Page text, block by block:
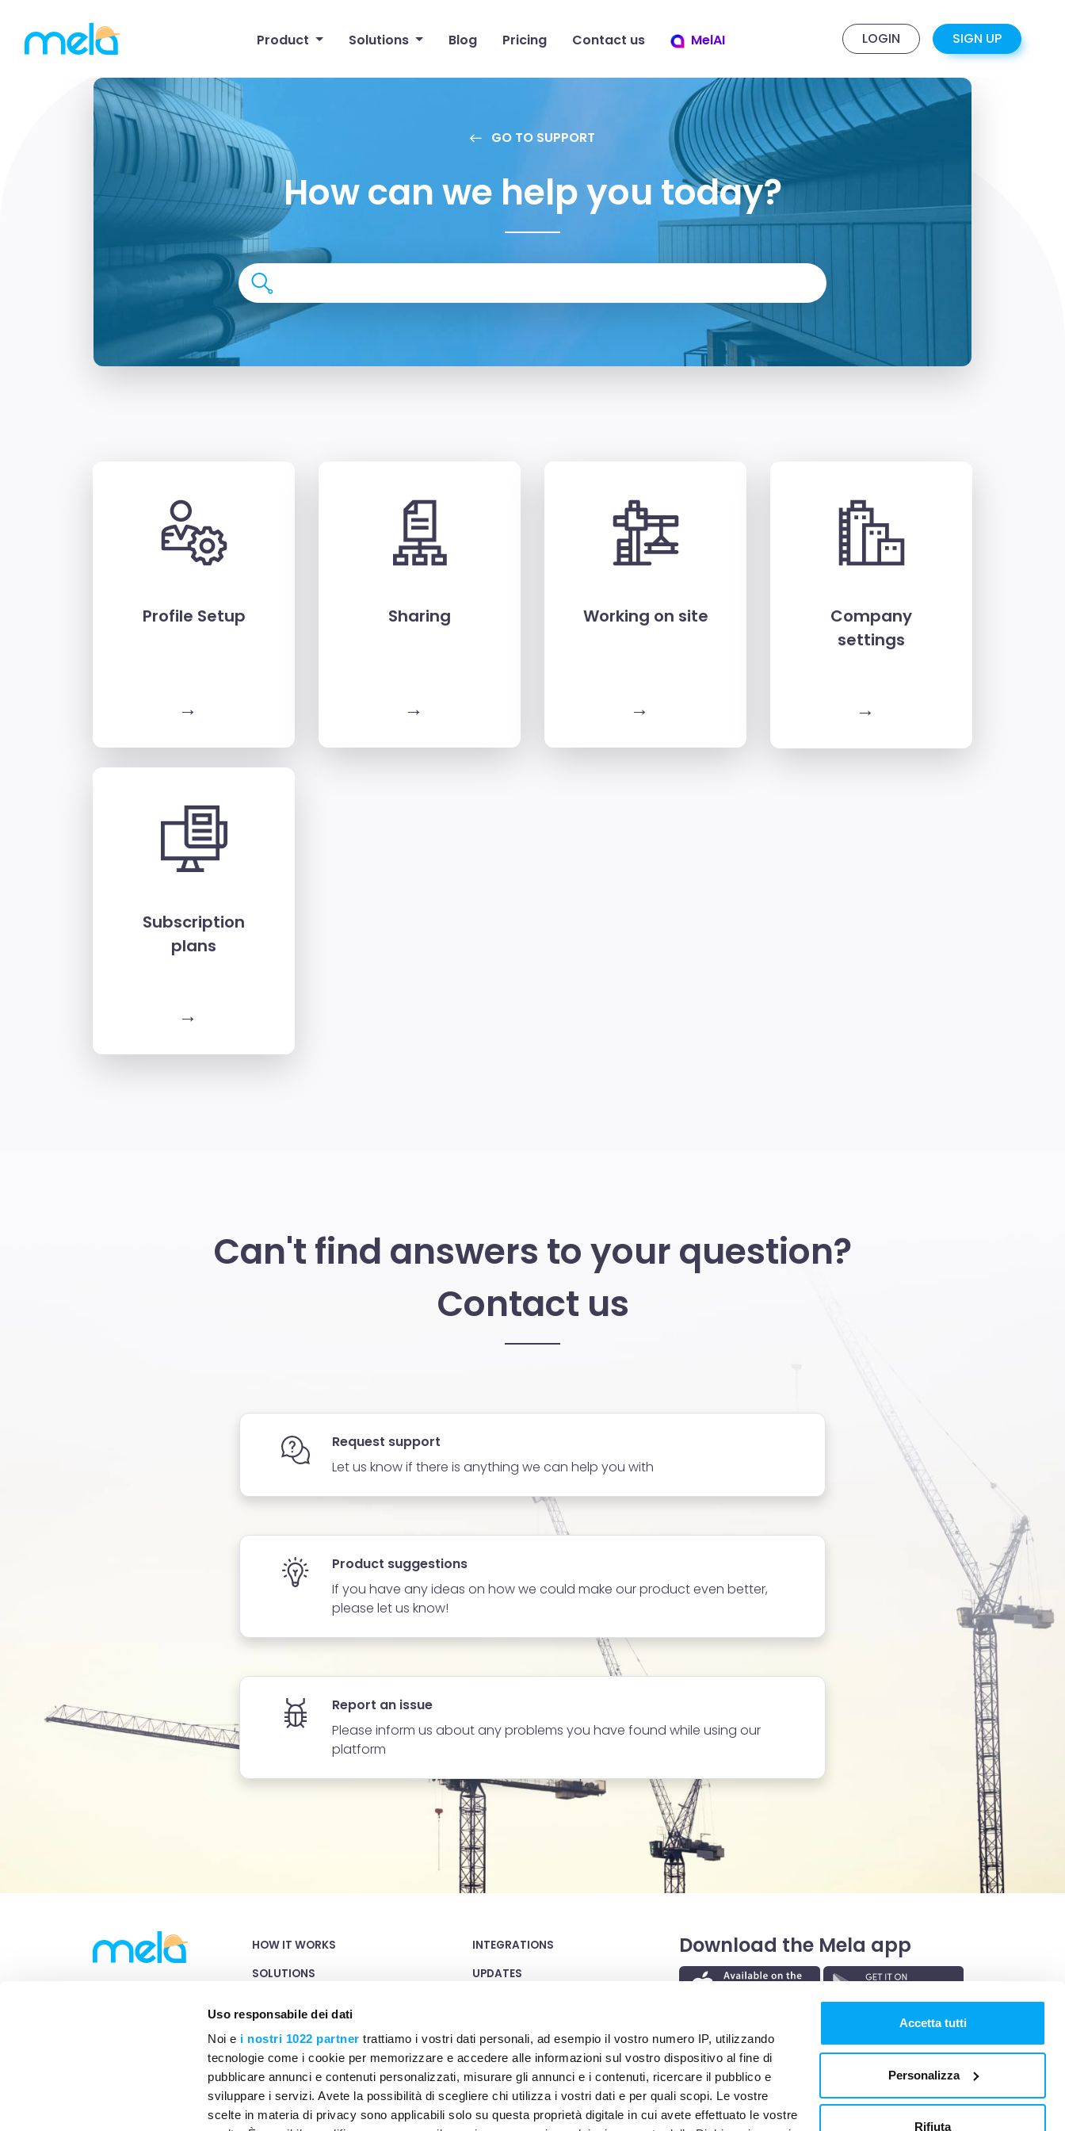
Uso responsabile dei dati
Noi e i nostri 1022 partner trattiamo i vostri dati personali, ad esempio il vostro numero IP, utilizzando
tecnologie come i cookie per memorizzare e accedere alle informazioni sul vostro dispositivo al fine di
pubblicare annunci e contenuti personalizzati, misurare gli annunci e i contenuti, ricercare il pubblico e
sviluppare i servizi. Avete la possibilità di scegliere chi utilizza i vostri dati e per quali scopi. Le vostre
scelte in materia di privacy sono applicabili solo su questa proprietà digitale in cui avete effettuato le vostre
Accetta tutti
Personalizza
Rifiuta
Product Solutions Blog Pricing Contact us MelAI LOGIN SIGN UP
GO TO SUPPORT
How can we help you today?
Profile Setup
→
Sharing
→
Working on site
→
Company
settings
→
Subscription
plans
→
Can't find answers to your question?
Contact us
Request support
Let us know if there is anything we can help you with
Product suggestions
If you have any ideas on how we could make our product even better,
please let us know!
Report an issue
Please inform us about any problems you have found while using our
platform
HOW IT WORKS
SOLUTIONS
PRICING
CONTACT US
INTEGRATIONS
UPDATES
TERMS OF SERVICE
WEBSITE PRIVACY POLICY
COOKIE POLICY
SECURITY
Download the Mela app